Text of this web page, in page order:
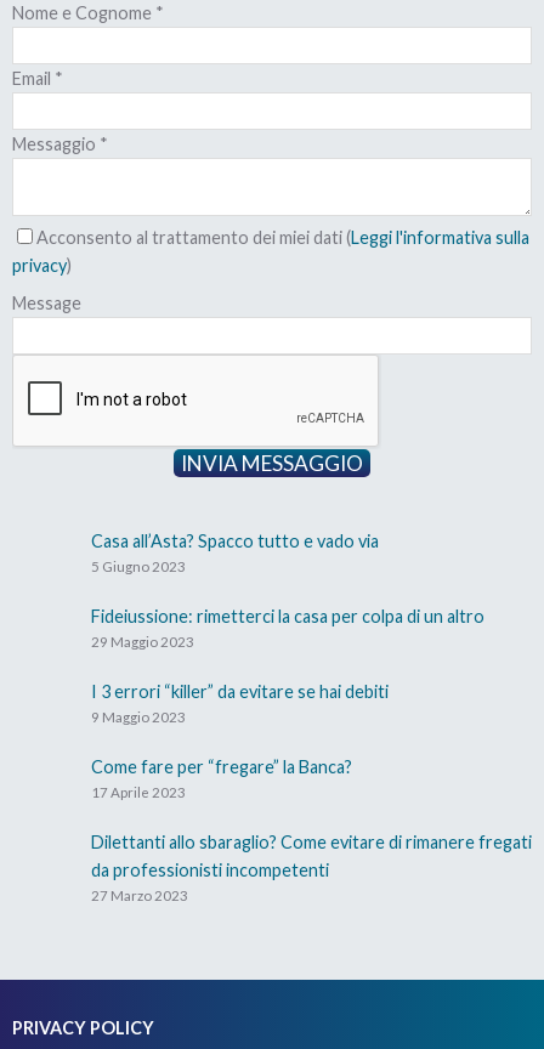
Nome e Cognome *
Email *
Messaggio *
Acconsento al trattamento dei miei dati (Leggi l'informativa sulla
privacy)
Message
INVIA MESSAGGIO
Casa all’Asta? Spacco tutto e vado via
5 Giugno 2023
Fideiussione: rimetterci la casa per colpa di un altro
29 Maggio 2023
I 3 errori “killer” da evitare se hai debiti
9 Maggio 2023
Come fare per “fregare” la Banca?
17 Aprile 2023
Dilettanti allo sbaraglio? Come evitare di rimanere fregati
da professionisti incompetenti
27 Marzo 2023
PRIVACY POLICY